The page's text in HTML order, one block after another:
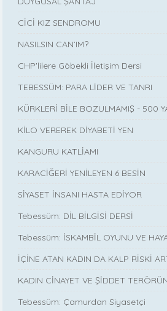
CİCİ KIZ SENDROMU
NASILSIN CAN’IM?
CHP'lilere Göbekli İletişim Dersi
TEBESSÜM: PARA LİDER VE TANRI
KÜRKLERİ BİLE BOZULMAMIŞ - 500
KİLO VEREREK DİYABETİ YEN
KANGURU KATLİAMI
KARACİĞERİ YENİLEYEN 6 BESİN
SİYASET İNSANI HASTA EDİYOR
Tebessüm: DİL BİLGİSİ DERSİ
Tebessüm: İSKAMBİL OYUNU VE
İÇİNE ATAN KADIN DA KALP RİSKİ
KADIN CİNAYET VE ŞİDDET
Tebessüm: Çamurdan Siyasetçi